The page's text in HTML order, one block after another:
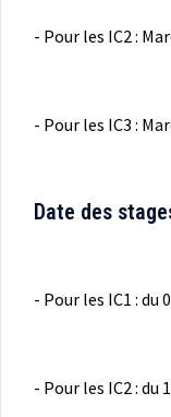
- Pour les IC2 :
- Pour les IC3 :
Date des
- Pour les IC1 : du
- Pour les IC2 : du